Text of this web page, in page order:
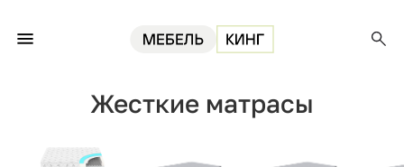
Жесткие матрасы